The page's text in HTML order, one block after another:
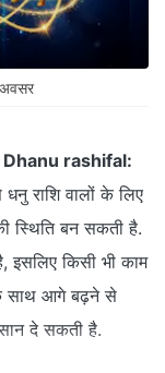
rashifal:
राशि वालों के लिए
स्थिति बन सकती है.
किसी भी काम
साथ आगे बढ़ने से
दे सकती है.